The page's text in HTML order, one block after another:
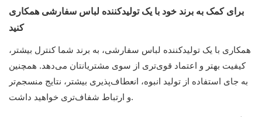
برای کمک به برند خود با یک تولیدکننده لباس سفارشی همکاری
کنید
همکاری با یک تولیدکننده لباس سفارشی، به برند شما کنترل بیشتر،
کیفیت بهتر و اعتماد قوی‌تری از سوی مشتریانتان می‌دهد. همچنین
به جای استفاده از تولید انبوه، انعطاف‌پذیری بیشتر، نتایج منسجم‌تر
و ارتباط شفاف‌تری خواهید داشت.